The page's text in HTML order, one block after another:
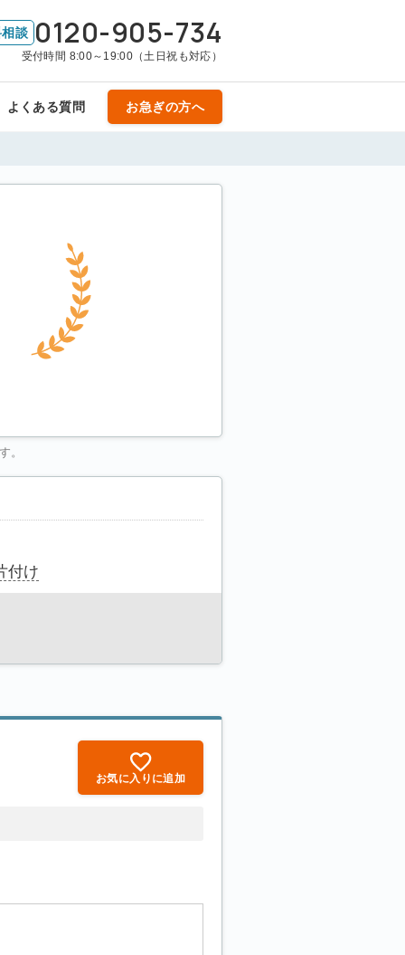
談 0120-905-734
受付時間 8:00～19:00（土日祝も対応）
よくある質問 お急ぎの方へ
。
付け
お気に入りに追加